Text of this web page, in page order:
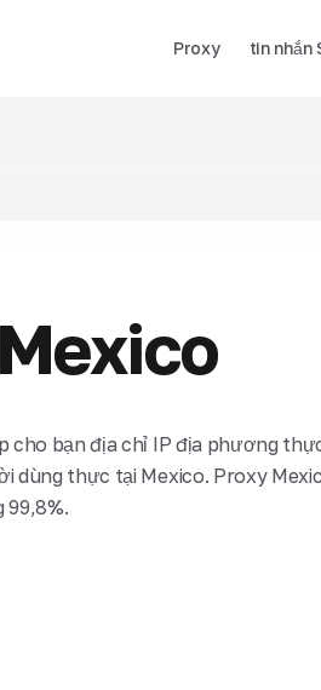
Proxy tin nhắn
cho bạn địa chỉ IP địa phương
dùng thực tại Mexico. Proxy
99,8%.